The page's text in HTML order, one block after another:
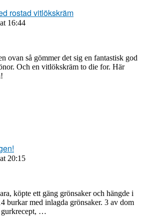
rostad vitlökskräm
16:44
ovan så gömmer det sig en fantastisk god
Och en vitlökskräm to die for. Här
20:15
köpte ett gäng grönsaker och hängde i
burkar med inlagda grönsaker. 3 av dom
gurkrecept, …